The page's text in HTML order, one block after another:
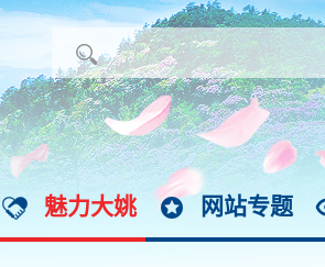
魅力大姚 网站专题